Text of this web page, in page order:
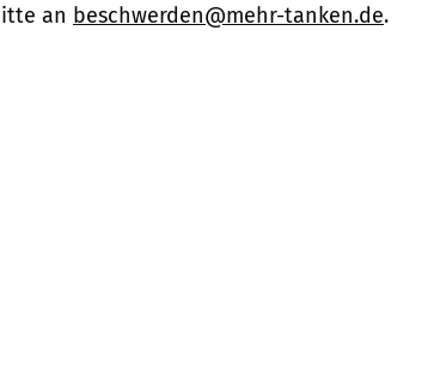
an beschwerden@mehr-tanken.de.